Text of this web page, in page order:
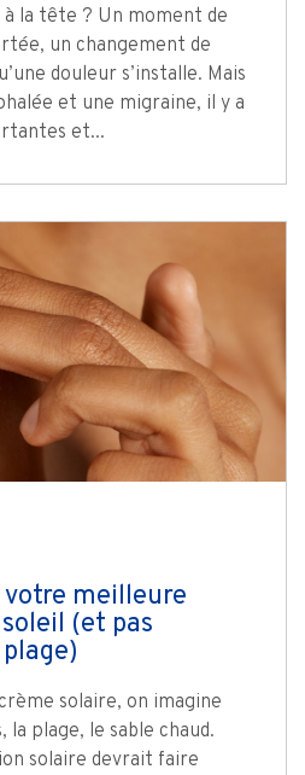
à la tête ? Un moment de
un changement de
douleur s’installe. Mais
et une migraine, il y a
et...
votre meilleure
(et pas
solaire, on imagine
la plage, le sable chaud.
solaire devrait faire